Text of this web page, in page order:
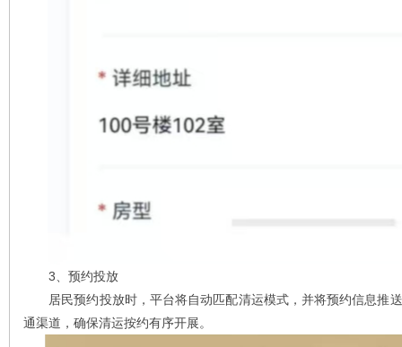
3、预约投放
居民预约投放时，平台将自动匹配清运模式，并将预约信息推
通渠道，确保清运按约有序开展。